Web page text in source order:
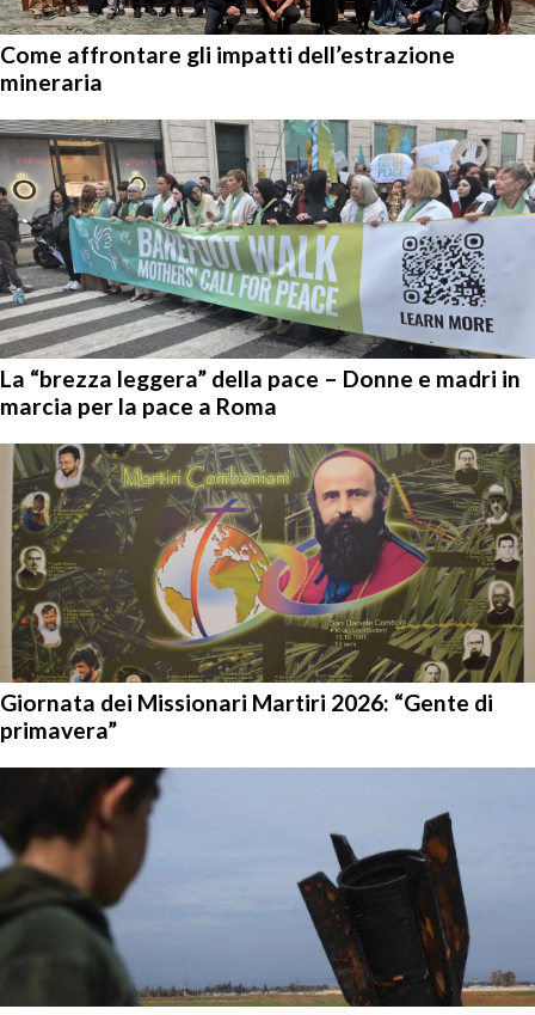
Come affrontare gli impatti dell’estrazione
mineraria
La “brezza leggera” della pace – Donne e madri in
marcia per la pace a Roma
Giornata dei Missionari Martiri 2026: “Gente di
primavera”